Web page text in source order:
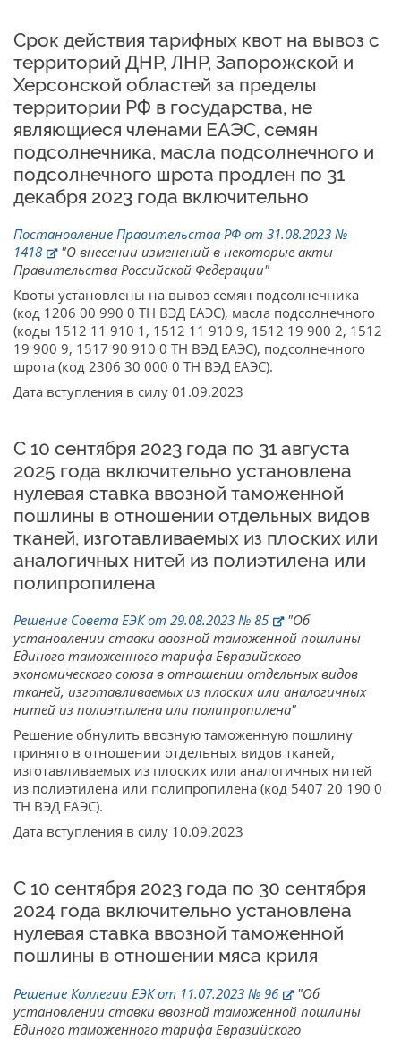
Срок действия тарифных квот на вывоз с
территорий ДНР, ЛНР, Запорожской и
Херсонской областей за пределы
территории РФ в государства, не
являющиеся членами ЕАЭС, семян
подсолнечника, масла подсолнечного и
подсолнечного шрота продлен по 31
декабря 2023 года включительно
Постановление Правительства РФ от 31.08.2023 №
1418
"О внесении изменений в некоторые акты
Правительства Российской Федерации"
Квоты установлены на вывоз семян подсолнечника
(код 1206 00 990 0 ТН ВЭД ЕАЭС), масла подсолнечного
(коды 1512 11 910 1, 1512 11 910 9, 1512 19 900 2, 1512
19 900 9, 1517 90 910 0 ТН ВЭД ЕАЭС), подсолнечного
шрота (код 2306 30 000 0 ТН ВЭД ЕАЭС).
Дата вступления в силу 01.09.2023
С 10 сентября 2023 года по 31 августа
2025 года включительно установлена
нулевая ставка ввозной таможенной
пошлины в отношении отдельных видов
тканей, изготавливаемых из плоских или
аналогичных нитей из полиэтилена или
полипропилена
Решение Совета ЕЭК от 29.08.2023 № 85
"Об
установлении ставки ввозной таможенной пошлины
Единого таможенного тарифа Евразийского
экономического союза в отношении отдельных видов
тканей, изготавливаемых из плоских или аналогичных
нитей из полиэтилена или полипропилена"
Решение обнулить ввозную таможенную пошлину
принято в отношении отдельных видов тканей,
изготавливаемых из плоских или аналогичных нитей
из полиэтилена или полипропилена (код 5407 20 190 0
ТН ВЭД ЕАЭС).
Дата вступления в силу 10.09.2023
С 10 сентября 2023 года по 30 сентября
2024 года включительно установлена
нулевая ставка ввозной таможенной
пошлины в отношении мяса криля
Решение Коллегии ЕЭК от 11.07.2023 № 96
"Об
установлении ставки ввозной таможенной пошлины
Единого таможенного тарифа Евразийского